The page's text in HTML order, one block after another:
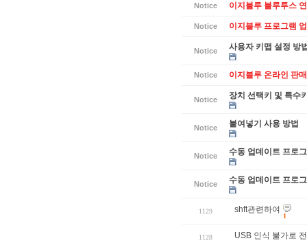
Notice 이지블루 블루투스
Notice 이지블루 프로그램
Notice 사용자 키맵 설정 방
Notice 이지블루 온라인 판
Notice 장치 선택키 및 특수
Notice 붙여넣기 사용 방법
Notice 수동 업데이트 프로
Notice 수동 업데이트 프로
1129 shft관련하여
1
1128 USB 인식 불가로